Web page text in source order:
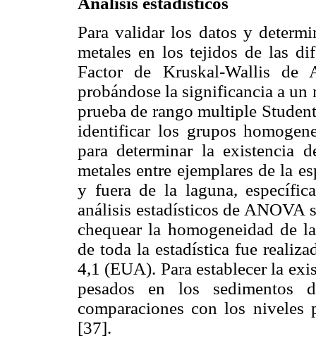
Para validar los datos y
metales en los tejidos de las
Factor de Kruskal-Wallis de
probándose la significancia a
prueba de rango multiple
identificar los grupos
para determinar la existencia
metales entre ejemplares de la
y fuera de la laguna,
análisis estadísticos de ANOVA
chequear la homogeneidad de
de toda la estadística fue
4,1 (EUA). Para establecer la
pesados en los sedimentos
comparaciones con los
[37].